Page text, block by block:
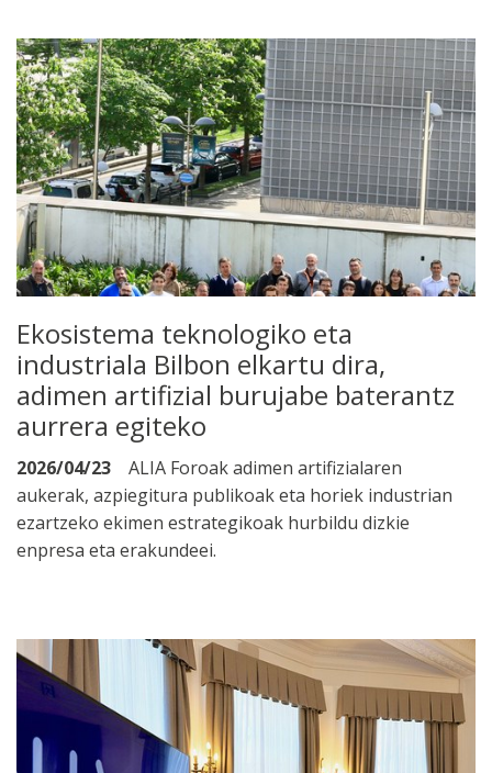
Ekosistema teknologiko eta
industriala Bilbon elkartu dira,
adimen artifizial burujabe baterantz
aurrera egiteko
2026/04/23
ALIA Foroak adimen artifizialaren
aukerak, azpiegitura publikoak eta horiek industrian
ezartzeko ekimen estrategikoak hurbildu dizkie
enpresa eta erakundeei.